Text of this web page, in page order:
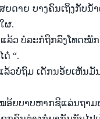
ຍດາຍ ບາງຄົນເຖິງກັບນ້ຳ
ໃຜ.
ແລ້ວ ບໍ່ລະກໍ່ຖືກລົງໂທດໝັກ
ໄດ໋“.
ລ້ວບໍ່ຖົມ ເດັກນອ້ຍເຫັນມັ
ອ້ຍບາບຫາກຊິແລ່ນຖາມ